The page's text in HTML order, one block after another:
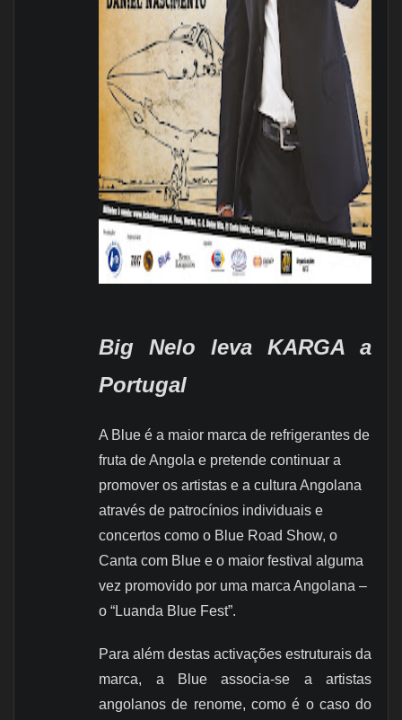
Big Nelo leva KARGA a
Portugal
A Blue é a maior marca de refrigerantes de
fruta de Angola e pretende continuar a
promover os artistas e a cultura Angolana
através de patrocínios individuais e
concertos como o Blue Road Show, o
Canta com Blue e o maior festival alguma
vez promovido por uma marca Angolana –
o “Luanda Blue Fest”.
Para além destas activações estruturais da
marca, a Blue associa-se a artistas
angolanos de renome, como é o caso do